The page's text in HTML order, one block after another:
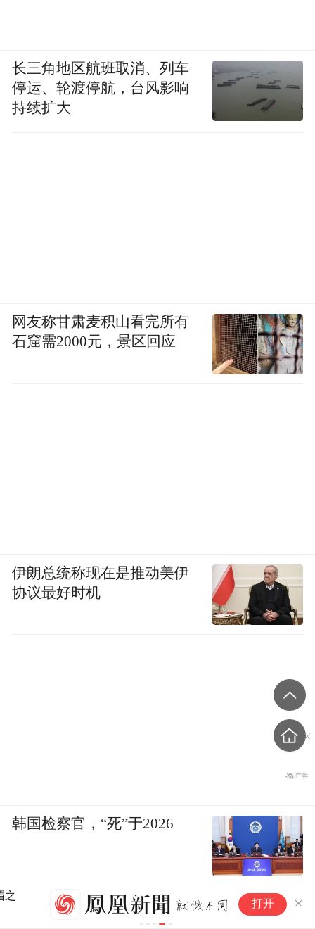
打开
长三角地区航班取消、列车
停运、轮渡停航，台风影响
持续扩大
网友称甘肃麦积山看完所有
石窟需2000元，景区回应
伊朗总统称现在是推动美伊
协议最好时机
韩国检察官，“死”于2026